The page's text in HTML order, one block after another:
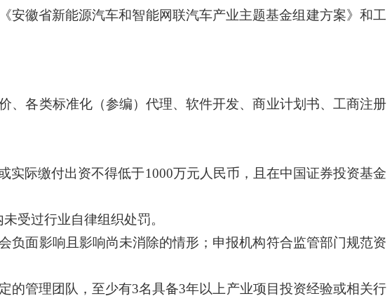
安徽省新能源汽车和智能网联汽车产业主题基金组建方案》和工
、各类标准化（参编）代理、软件开发、商业计划书、工商注册
实际缴付出资不得低于1000万元人民币，且在中国证券投资基金
未受过行业自律组织处罚。
负面影响且影响尚未消除的情形；申报机构符合监管部门规范资
的管理团队，至少有3名具备3年以上产业项目投资经验或相关行